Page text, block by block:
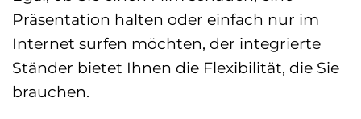
Präsentation halten oder einfach nur im
Internet surfen möchten, der integrierte
Ständer bietet Ihnen die Flexibilität, die Sie
brauchen.